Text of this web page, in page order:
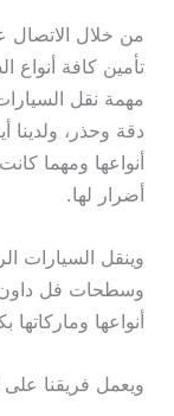
من خلال الاتصال
تأمين كافة
مهمة نقل
دقة وحذر، ولدينا
أنواعها ومهما
أضرار لها.
وينقل السيارات
وسطحات فل
أنواعها وماركاتها
ويعمل فريقنا